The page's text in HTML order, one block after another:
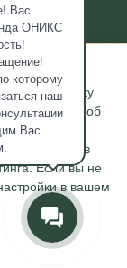
Вас
ОНИКС
которому
наш
Вас
на обработку
действиях, об
сессии, IP-
программ в
Если вы не
в вашем
в Сочи
296-06-07